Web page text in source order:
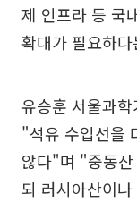
제 인프라 등 국
확대가 필요하
유승훈 서울과
"석유 수입선을
않다"며 "중동
되 러시아산이